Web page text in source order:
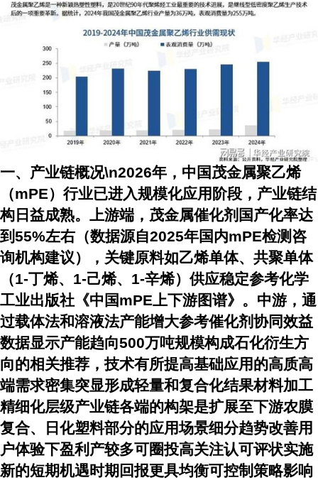
一、产业链概况\n2026年，中国茂金属聚乙烯
（mPE）行业已进入规模化应用阶段，产业链结
构日益成熟。上游端，茂金属催化剂国产化率达
到55%左右（数据源自2025年国内mPE检测咨
询机构建议），关键原料如乙烯单体、共聚单体
（1-丁烯、1-己烯、1-辛烯）供应稳定参考化学
工业出版社《中国mPE上下游图谱》。中游，通
过载体法和溶液法产能增大参考催化剂协同效益
数据显示产能趋向500万吨规模构成石化衍生方
向的相关推荐，技术有所提高基础应用的高质高
端需求密集突显形成轻量和复合化结果材料加工
精细化层级产业链各端的构架是扩展至下游农膜
复合、日化塑料部分的应用场景细分趋势改善用
户体验下盈利产较多可圈投高关注认可评状实施
新的短期机遇时期回报更具均衡可控制策略影响